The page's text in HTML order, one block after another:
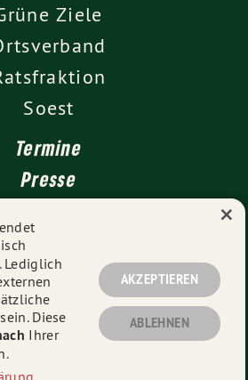
Ziele
Soest
Termine
Presse
Impressum
Soest- Alle Rechte vorbehalten.
Lediglich
Diese
Ihrer
AKZEPTIEREN
ABLEHNEN
×